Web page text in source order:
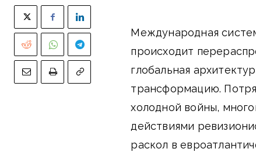
Международная
происходит
глобальная
трансформацию.
холодной войны,
действиями
раскол в